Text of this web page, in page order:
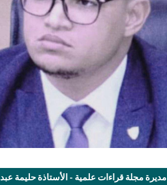
مديرة مجلة قراءات علمية - الأستاذة حليمة عبد